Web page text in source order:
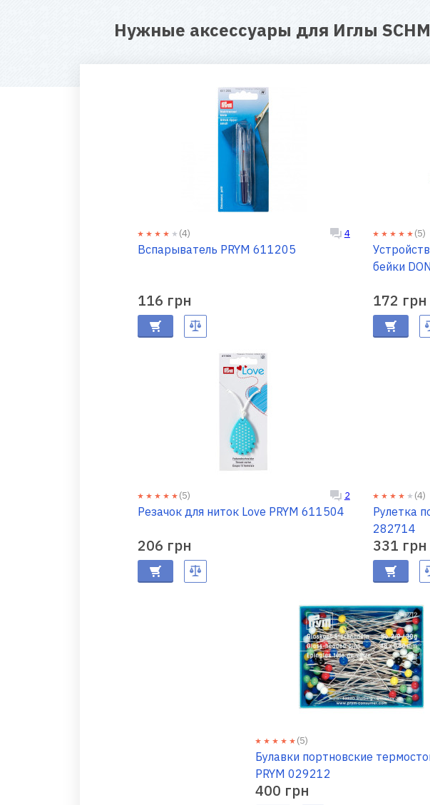
Нужные аксессуары для Иглы
(4) 4
Вспарыватель PRYM 611205
116 грн
(5)
172 грн
(5) 2
Резачок для ниток Love PRYM 611504
206 грн
(4)
Рулетка
282714
331 грн
(5)
Булавки портновские
PRYM 029212
400 грн